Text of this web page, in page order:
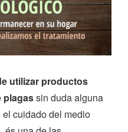
utilizar productos
plagassin duda alguna
cuidado del medio